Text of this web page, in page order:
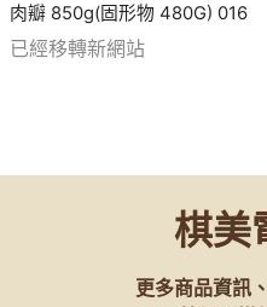
肉瓣 850g(固形物 480G) 016
已經移轉新網站
棋美
更多商品資訊